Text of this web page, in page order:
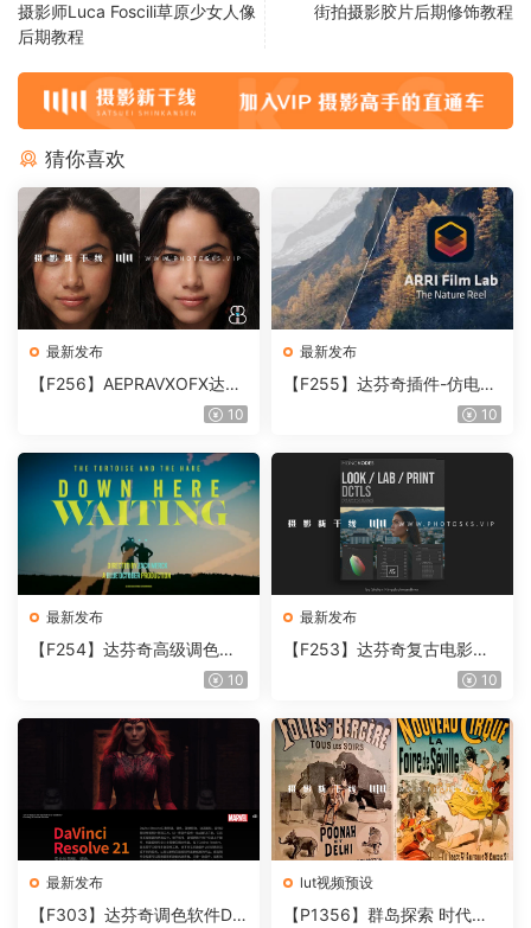
摄影师Luca Foscili草原少女人像
后期教程
街拍摄影胶片后期修饰教程
猜你喜欢
最新发布
【F256】AEPRAVXOFX达芬
奇视频人像磨皮润肤美颜插件
10
最新发布
【F255】达芬奇插件-仿电影
胶片视频调色插件 ARRI Film
10
最新发布
【F254】达芬奇高级调色插
件 Contour V2.2.2 WinMac10
最新发布
【F253】达芬奇复古电影胶
片质感DCTL节点调色预设 M
T V4.0
10
最新发布
【F303】达芬奇调色软件Da
lut视频预设
【P1356】群岛探索 时代马